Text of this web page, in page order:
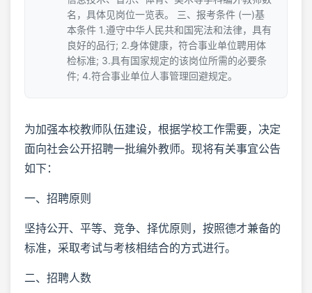
名，具体见岗位一览表。 三、报考条件 (一)基
本条件 1.遵守中华人民共和国宪法和法律，具有
良好的品行; 2.身体健康，符合事业单位聘用体
检标准; 3.具有国家规定的该岗位所需的必要条
件; 4.符合事业单位人事管理回避规定。
为加强本校教师队伍建设，根据学校工作需要，决定
面向社会公开招聘一批编外教师。现将有关事宜公告
如下：
一、招聘原则
坚持公开、平等、竞争、择优原则，按照德才兼备的
标准，采取考试与考核相结合的方式进行。
二、招聘人数